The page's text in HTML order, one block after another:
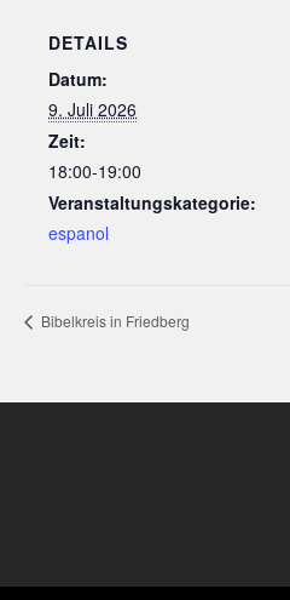
DETAILS
Datum:
9. Juli 2026
Zeit:
18:00-19:00
Veranstaltungskategorie:
espanol
Bibelkreis in Friedberg